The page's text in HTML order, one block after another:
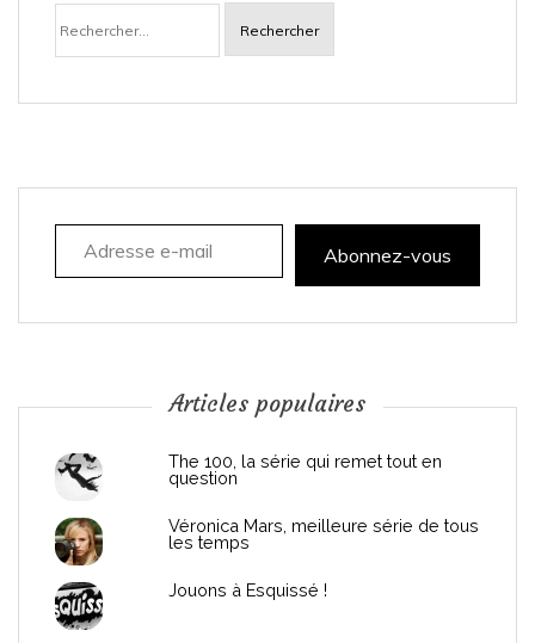
i
a
n
Rechercher :
Adresse e-mail
Abonnez-vous
Articles populaires
The 100, la série qui remet tout en
question
Véronica Mars, meilleure série de tous
les temps
Jouons à Esquissé !